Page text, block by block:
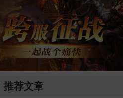
推荐文章